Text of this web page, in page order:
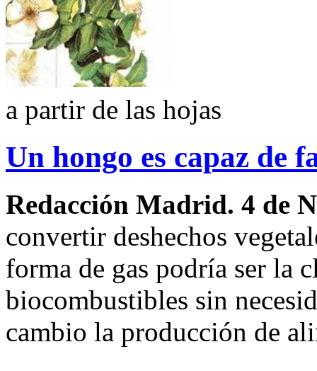
a partir de las hojas
Un hongo es capaz de
Redacción Madrid. 4 de
convertir deshechos
forma de gas podría ser la
biocombustibles sin
cambio la producción de